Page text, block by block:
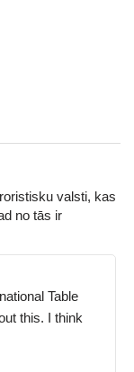
valsti, kas
no tās ir
Table
this. I think